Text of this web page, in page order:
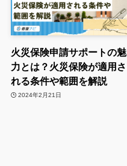
火災保険申請サポートの魅
力とは？火災保険が適用さ
れる条件や範囲を解説
2024年2月21日